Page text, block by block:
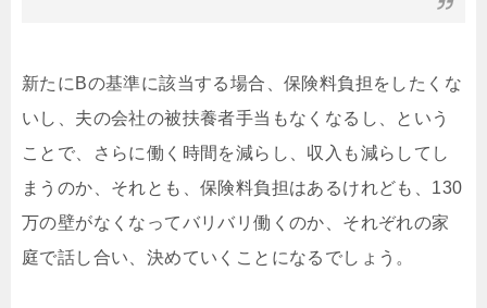
新たにBの基準に該当する場合、保険料負担をしたくな
いし、夫の会社の被扶養者手当もなくなるし、という
ことで、さらに働く時間を減らし、収入も減らしてし
まうのか、それとも、保険料負担はあるけれども、130
万の壁がなくなってバリバリ働くのか、それぞれの家
庭で話し合い、決めていくことになるでしょう。